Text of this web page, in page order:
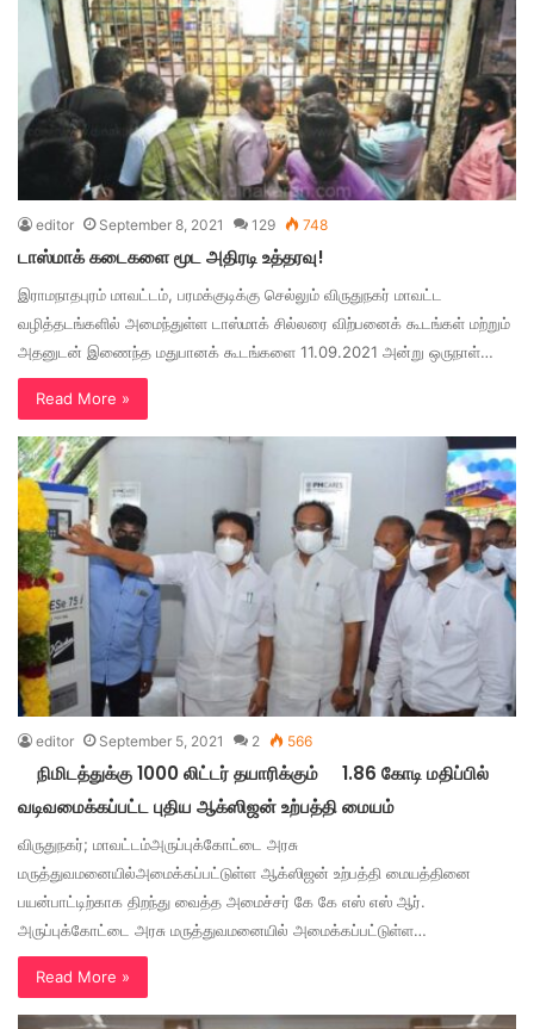
editor September 8, 2021 129 748
டாஸ்மாக் கடைகளை மூட அதிரடி உத்தரவு!
இராமநாதபுரம் மாவட்டம், பரமக்குடிக்கு செல்லும் விருதுநகர் மாவட்ட
வழித்தடங்களில் அமைந்துள்ள டாஸ்மாக் சில்லரை விற்பனைக் கூடங்கள் மற்றும்
அதனுடன் இணைந்த மதுபானக் கூடங்களை 11.09.2021 அன்று ஒருநாள்…
Read More »
editor September 5, 2021 2 566
நிமிடத்துக்கு 1000 லிட்டர் தயாரிக்கும் 1.86 கோடி மதிப்பில்
வடிவமைக்கப்பட்ட புதிய ஆக்ஸிஜன் உற்பத்தி மையம்
விருதுநகர்; மாவட்டம்அருப்புக்கோட்டை அரசு
மருத்துவமனையில்அமைக்கப்பட்டுள்ள ஆக்ஸிஜன் உற்பத்தி மையத்தினை
பயன்பாட்டிற்காக திறந்து வைத்த அமைச்சர் கே கே எஸ் எஸ் ஆர்.
அருப்புக்கோட்டை அரசு மருத்துவமனையில் அமைக்கப்பட்டுள்ள…
Read More »